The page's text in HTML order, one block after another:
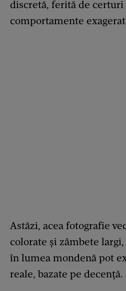
discretă, ferită de certuri
comportamente
Astăzi, acea fotografie
colorate și zâmbete
în lumea mondenă pot
reale, bazate pe decență.